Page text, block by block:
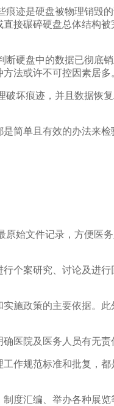
迹是硬盘被物理销毁
接碾碎硬盘总体结构
硬盘中的数据已彻底
法或许不可控因素居多
坏痕迹，并且数据恢
简单且有效的办法来
始文件记录，方便医
个案研究、讨论及进
施政策的主要依据。
医院及医务人员有无责
作规范标准和批复，
度汇编、举办各种展览